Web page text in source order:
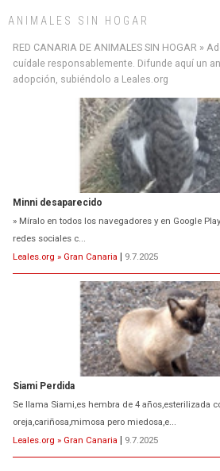
ANIMALES SIN HOGAR
RED CANARIA DE ANIMALES SIN HOGAR »
cuídale responsablemente. Difunde aquí un
adopción, subiéndolo a Leales.org
Minni desaparecido
» Míralo en todos los navegadores y en Google
redes sociales c...
Leales.org » Gran Canaria | 9.7.2025
Siami Perdida
Se llama Siami,es hembra de 4 años,esterilizada
oreja,cariñosa,mimosa pero miedosa,e...
Leales.org » Gran Canaria | 9.7.2025